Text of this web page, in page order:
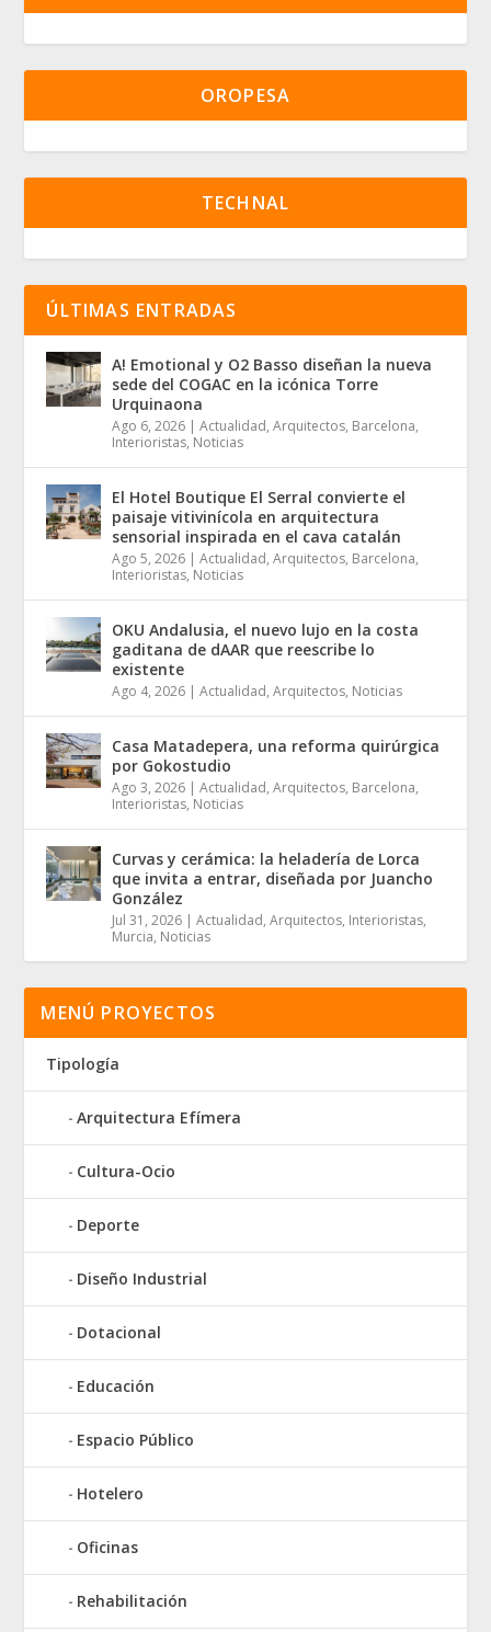
OROPESA
TECHNAL
ÚLTIMAS ENTRADAS
A! Emotional y O2 Basso diseñan la nueva
sede del COGAC en la icónica Torre
Urquinaona
Ago 6, 2026 |Actualidad,Arquitectos, Barcelona,
Interioristas, Noticias
El Hotel Boutique El Serral convierte el
paisaje vitivinícola en arquitectura
sensorial inspirada en el cava catalán
Ago 5, 2026 |Actualidad,Arquitectos, Barcelona,
Interioristas, Noticias
OKU Andalusia, el nuevo lujo en la costa
gaditana de dAAR que reescribe lo
existente
Ago 4, 2026 |Actualidad,Arquitectos, Noticias
Casa Matadepera, una reforma quirúrgica
por Gokostudio
Ago 3, 2026 |Actualidad,Arquitectos, Barcelona,
Interioristas, Noticias
Curvas y cerámica: la heladería de Lorca
que invita a entrar, diseñada por Juancho
González
Jul 31, 2026 |Actualidad,Arquitectos, Interioristas,
Murcia, Noticias
MENÚ PROYECTOS
Tipología
Arquitectura Efímera
Cultura-Ocio
Deporte
Diseño Industrial
Dotacional
Educación
Espacio Público
Hotelero
Oficinas
Rehabilitación